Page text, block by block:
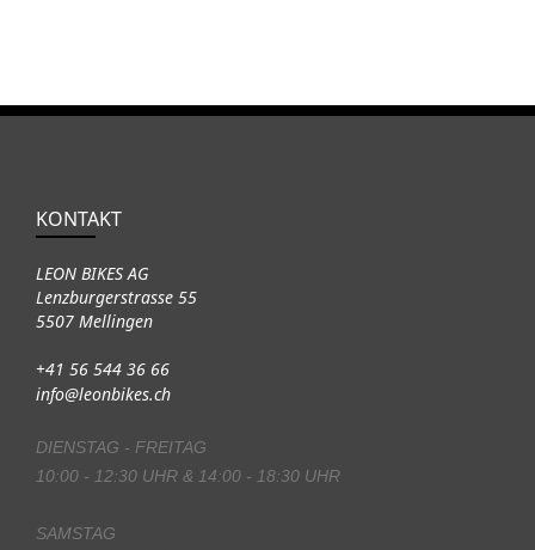
KONTAKT
LEON BIKES AG
Lenzburgerstrasse 55
5507 Mellingen
+41 56 544 36 66
info@leonbikes.ch
DIENSTAG - FREITAG
10:00 - 12:30 UHR & 14:00 - 18:30 UHR
SAMSTAG